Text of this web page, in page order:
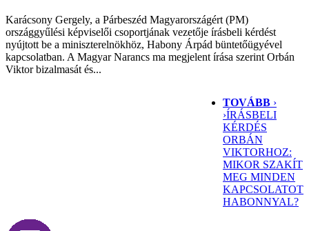
Karácsony Gergely, a Párbeszéd Magyarországért (PM)
országgyűlési képviselői csoportjának vezetője írásbeli kérdést
nyújtott be a miniszterelnökhöz, Habony Árpád büntetőügyével
kapcsolatban. A Magyar Narancs ma megjelent írása szerint Orbán
Viktor bizalmasát és...
TOVÁBB ›
›ÍRÁSBELI
KÉRDÉS
ORBÁN
VIKTORHOZ:
MIKOR SZAKÍT
MEG MINDEN
KAPCSOLATOT
HABONNYAL?